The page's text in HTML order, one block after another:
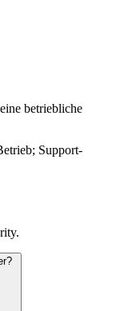
betriebliche
Support-